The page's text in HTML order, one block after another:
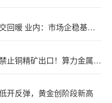
深圳二手豪宅成交回暖 业内：市场企稳基础仍需夯实
刚果（金）宣布禁止铜精矿出口！算力金属影响多大？
开反弹，黄金创阶段新高